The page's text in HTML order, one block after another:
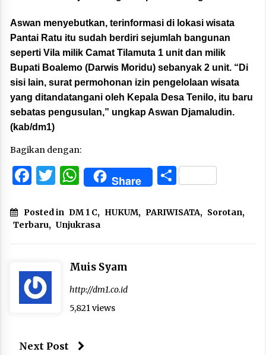
Aswan menyebutkan, terinformasi di lokasi wisata
Pantai Ratu itu sudah berdiri sejumlah bangunan
seperti Vila milik Camat Tilamuta 1 unit dan milik
Bupati Boalemo (Darwis Moridu) sebanyak 2 unit. “Di
sisi lain, surat permohonan izin pengelolaan wisata
yang ditandatangani oleh Kepala Desa Tenilo, itu baru
sebatas pengusulan,” ungkap Aswan Djamaludin.
(kab/dm1)
Bagikan dengan:
Facebook
Twitter
WhatsApp
Share Share
Posted in DM 1 C, HUKUM, PARIWISATA, Sorotan,
Terbaru, Unjukrasa
Muis Syam
http://dm1.co.id
5,821 views
Next Post